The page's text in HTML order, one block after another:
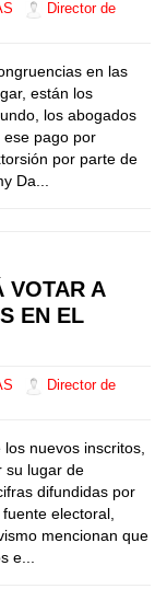
Director de
en las
están los
los abogados
pago por
por parte de
Da...
VOTAR A
EN EL
Director de
nuevos inscritos,
su lugar de
difundidas por
electoral,
mencionan que
e...